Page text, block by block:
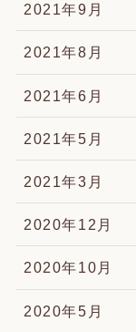
2021年9月
2021年8月
2021年6月
2021年5月
2021年3月
2020年12月
2020年10月
2020年5月